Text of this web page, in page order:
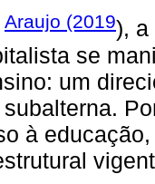
Araujo (2019), a
se
um
à